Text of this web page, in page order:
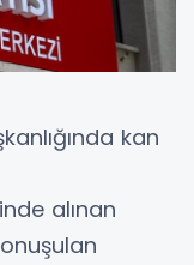
kan
alınan